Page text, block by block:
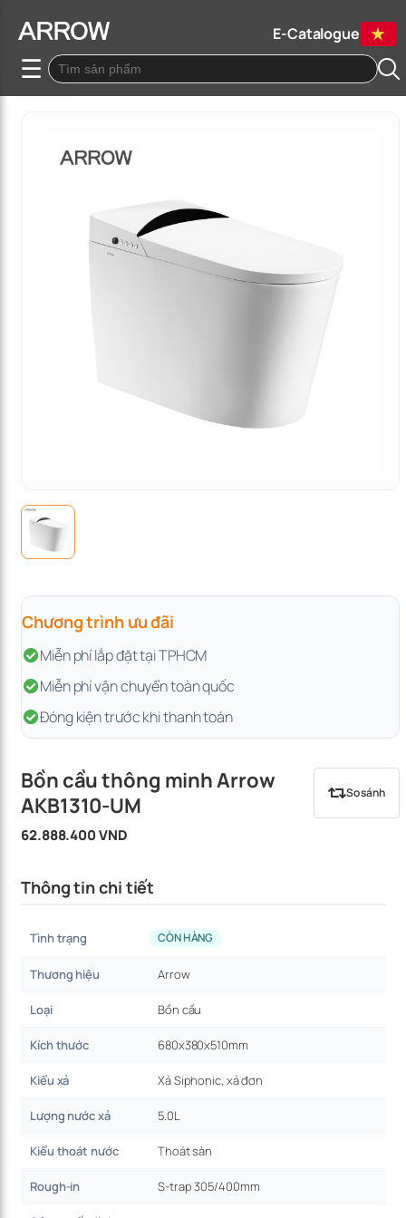
E-Catalogue
☰Quay lại
Chương trình ưu đãi
Miễn phí lắp đặt tại TPHCM
Miễn phí vận chuyển toàn quốc
Đóng kiện trước khi thanh toán
Bồn cầu thông minh Arrow
AKB1310-UM
So sánh
62.888.400 VND
Thông tin chi tiết
Tình trạng CÒN HÀNG
Thương hiệu Arrow
Loại Bồn cầu
Kích thước 680x380x510mm
Kiểu xả Xả Siphonic, xả đơn
Lượng nước xả 5.0L
Kiểu thoát nước Thoát sàn
Rough-in S-trap 305/400mm